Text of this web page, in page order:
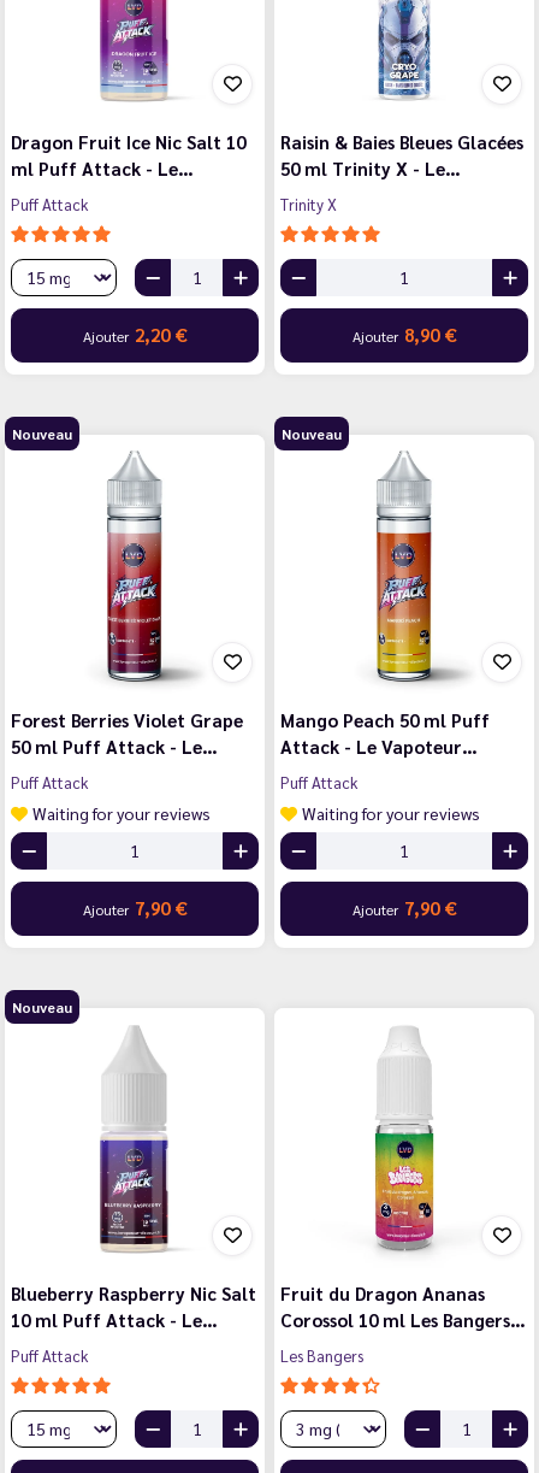
Dragon Fruit Ice Nic Salt 10
ml Puff Attack - Le…
Puff Attack
Ajouter 2,20 €
Raisin & Baies Bleues Glacées
50 ml Trinity X - Le…
Trinity X
Ajouter 8,90 €
Nouveau
Forest Berries Violet Grape
50 ml Puff Attack - Le…
Puff Attack
Waiting for your reviews
Ajouter 7,90 €
Nouveau
Mango Peach 50 ml Puff
Attack - Le Vapoteur…
Puff Attack
Waiting for your reviews
Ajouter 7,90 €
Nouveau
Blueberry Raspberry Nic Salt
10 ml Puff Attack - Le…
Puff Attack
Fruit du Dragon Ananas
Corossol 10 ml Les Bangers…
Les Bangers